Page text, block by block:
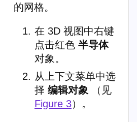
的网格。
在 3D 视图中右键
点击红色 半导体
对象。
从上下文菜单中选
择 编辑对象 （见
Figure 3）。